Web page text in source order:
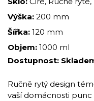
Výška: 200 mm
Šířka: 120 mm
Objem: 1000 ml
Dostupnost:
Ručně rytý design
vaší domácnosti punc